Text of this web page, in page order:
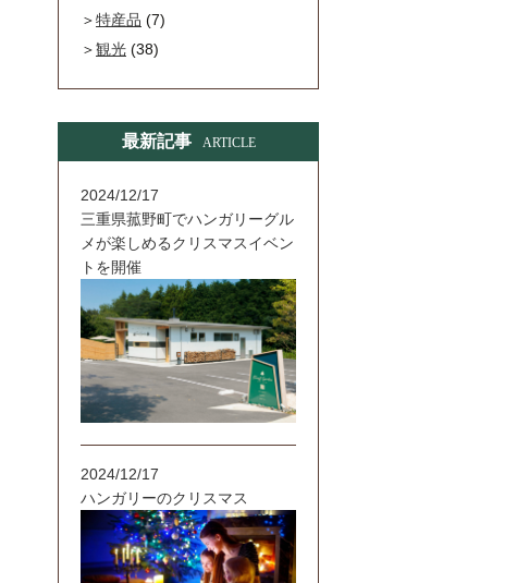
特産品 (7)
観光 (38)
最新記事 ARTICLE
2024/12/17
三重県菰野町でハンガリーグル
メが楽しめるクリスマスイベン
トを開催
2024/12/17
ハンガリーのクリスマス